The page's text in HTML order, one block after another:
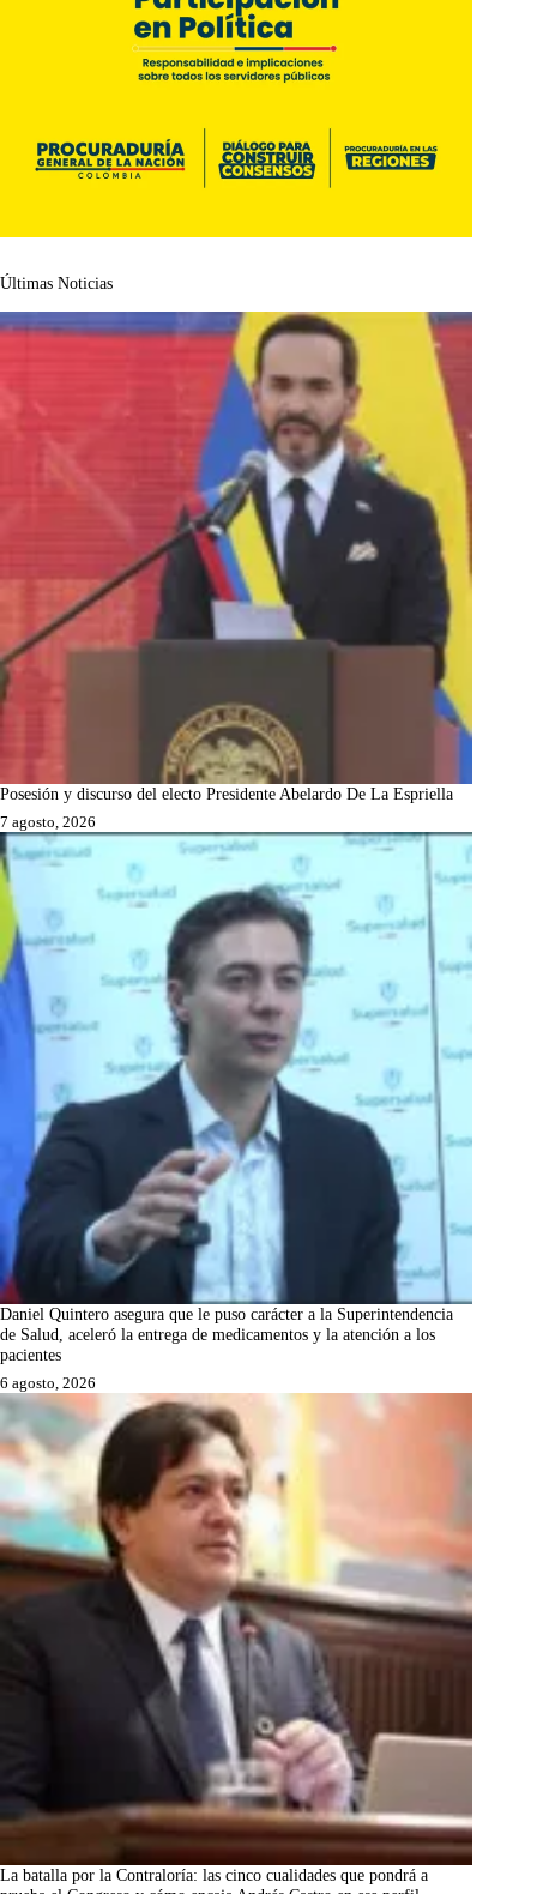
Últimas Noticias
Posesión y discurso del electo Presidente Abelardo De La Espriella
7 agosto, 2026
Daniel Quintero asegura que le puso carácter a la Superintendencia
de Salud, aceleró la entrega de medicamentos y la atención a los
pacientes
6 agosto, 2026
La batalla por la Contraloría: las cinco cualidades que pondrá a